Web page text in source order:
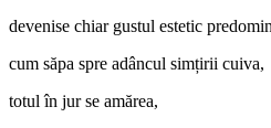
devenise chiar gustul estetic
cum săpa spre adâncul simțirii cuiva,
totul în jur se amărea,